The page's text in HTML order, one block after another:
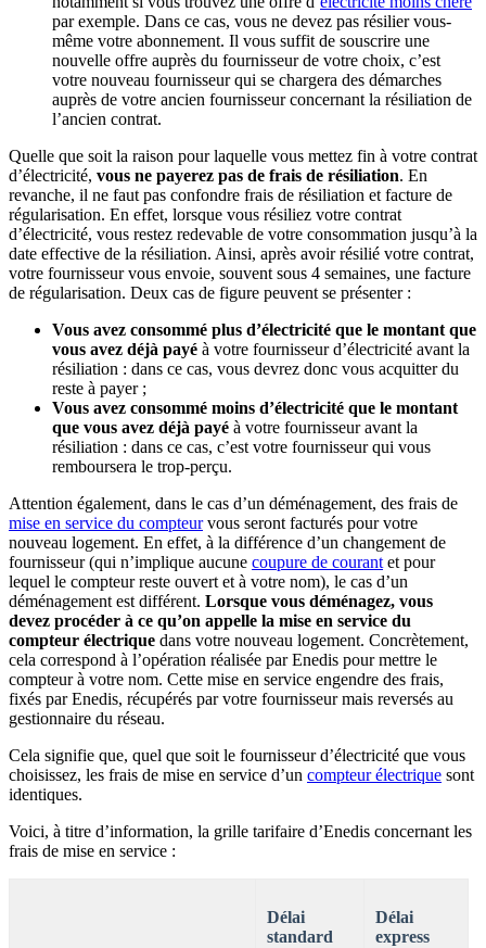
par exemple. Dans ce cas, vous ne devez pas résilier vous-
même votre abonnement. Il vous suffit de souscrire une
nouvelle offre auprès du fournisseur de votre choix, c’est
votre nouveau fournisseur qui se chargera des démarches
auprès de votre ancien fournisseur concernant la résiliation de
l’ancien contrat.
Quelle que soit la raison pour laquelle vous mettez fin à votre contrat
d’électricité, vous ne payerez pas de frais de résiliation. En
revanche, il ne faut pas confondre frais de résiliation et facture de
régularisation. En effet, lorsque vous résiliez votre contrat
d’électricité, vous restez redevable de votre consommation jusqu’à la
date effective de la résiliation. Ainsi, après avoir résilié votre contrat,
votre fournisseur vous envoie, souvent sous 4 semaines, une facture
de régularisation. Deux cas de figure peuvent se présenter :
Vous avez consommé plus d’électricité que le montant que
vous avez déjà payé à votre fournisseur d’électricité avant la
résiliation : dans ce cas, vous devrez donc vous acquitter du
reste à payer ;
Vous avez consommé moins d’électricité que le montant
que vous avez déjà payé à votre fournisseur avant la
résiliation : dans ce cas, c’est votre fournisseur qui vous
remboursera le trop-perçu.
Attention également, dans le cas d’un déménagement, des frais de
mise en service du compteurvous seront facturés pour votre
nouveau logement. En effet, à la différence d’un changement de
fournisseur (qui n’implique aucune coupure de courant et pour
lequel le compteur reste ouvert et à votre nom), le cas d’un
déménagement est différent. Lorsque vous déménagez, vous
devez procéder à ce qu’on appelle la mise en service du
compteur électrique dans votre nouveau logement. Concrètement,
cela correspond à l’opération réalisée par Enedis pour mettre le
compteur à votre nom. Cette mise en service engendre des frais,
fixés par Enedis, récupérés par votre fournisseur mais reversés au
gestionnaire du réseau.
Cela signifie que, quel que soit le fournisseur d’électricité que vous
choisissez, les frais de mise en service d’un compteur électrique sont
identiques.
Voici, à titre d’information, la grille tarifaire d’Enedis concernant les
frais de mise en service :
Délai
standard
Délai
express